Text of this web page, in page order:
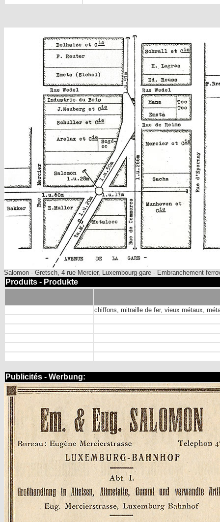
Salomon - Gretsch, 4 rue Mercier, Luxembourg-gare - Embranchement
Produits - Produkte
chiffons, mitraille de fer, vieux métaux,
Publicités - Werbung: